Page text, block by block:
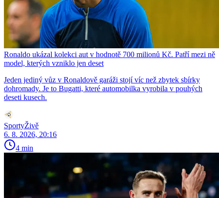
Ronaldo ukázal kolekci aut v hodnotě 700 milionů Kč. Patří mezi ně
model, kterých vzniklo jen deset
Jeden jediný vůz v Ronaldově garáži stojí víc než zbytek sbírky
dohromady. Je to Bugatti, které automobilka vyrobila v pouhých
deseti kusech.
SportyŽivě
6. 8. 2026, 20:16
4 min